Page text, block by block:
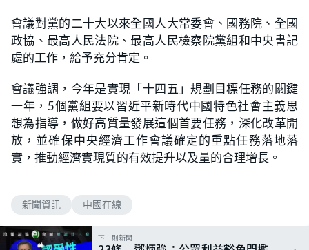
.
0
0
%
會議對黨的二十大以來全國人大常委會、國務院、全國
政協、最高人民法院、最高人民檢察院黨組和中央書記
處的工作，給予充分肯定。
會議強調，今年是實現「十四五」規劃目標任務的關鍵
一年，5個黨組要以習近平新時代中國特色社會主義思
想為指導，做好高質量發展這個首要任務，深化改革開
放，並確保中央經濟工作會議確定的重點任務落地落
實，推動經濟實現質的有效提升以及量的合理增長。
新聞資訊 中國在線
下一則新聞